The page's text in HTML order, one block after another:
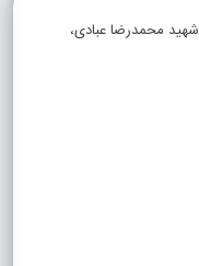
شهید محمدرضا عبادی،